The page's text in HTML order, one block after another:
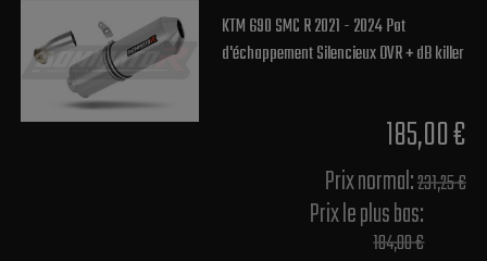
KTM 690 SMC R 2021 - 2024 Pot
d'échappement Silencieux OVR + dB killer
185,00 €
Prix normal​:231,25 €
Prix le plus bas:
184,00 €